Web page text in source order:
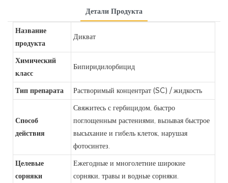
Детали Продукта
Название
продукта
Дикват
Химический
класс
Бипиридилорбицид
Тип препарата Растворимый концентрат (SC) / жидкость
Способ
действия
Свяжитесь с гербицидом, быстро
поглощенным растениями, вызывая быстрое
высыхание и гибель клеток, нарушая
фотосинтез.
Целевые
сорняки
Ежегодные и многолетние широкие
сорняки, травы и водные сорняки.